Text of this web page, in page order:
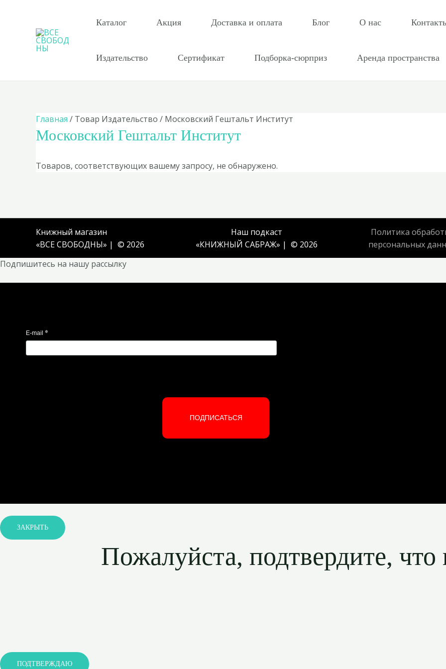
содержимому
Каталог Акция Доставка и оплата Блог О нас
Издательство Сертификат Подборка-сюрприз Аренда пространства
Главная / Товар Издательство / Московский Гештальт Институт
Московский Гештальт Институт
Товаров, соответствующих вашему запросу, не обнаружено.
Книжный магазин
«ВСЕ СВОБОДНЫ» | © 2026
Наш подкаст
«КНИЖНЫЙ САБРАЖ» | © 2026
Политика
персональных
Подпишитесь на нашу рассылку
E-mail *
ПОДПИСАТЬСЯ
ЗАКРЫТЬ
Пожалуйста, подтвердите, что
ПОДТВЕРЖДАЮ